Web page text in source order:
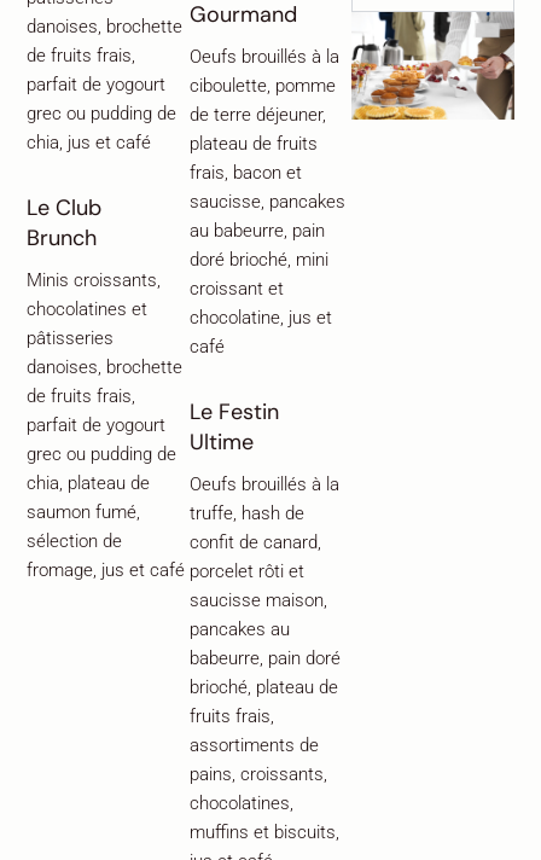
danoises, brochette
de fruits frais,
parfait de yogourt
grec ou pudding de
chia, jus et café
Le Club
Brunch
Minis croissants,
chocolatines et
pâtisseries
danoises, brochette
de fruits frais,
parfait de yogourt
grec ou pudding de
chia, plateau de
saumon fumé,
sélection de
fromage, jus et café
Gourmand
Oeufs brouillés à la
ciboulette, pomme
de terre déjeuner,
plateau de fruits
frais, bacon et
saucisse, pancakes
au babeurre, pain
doré brioché, mini
croissant et
chocolatine, jus et
café
Le Festin
Ultime
Oeufs brouillés à la
truffe, hash de
confit de canard,
porcelet rôti et
saucisse maison,
pancakes au
babeurre, pain doré
brioché, plateau de
fruits frais,
assortiments de
pains, croissants,
chocolatines,
muffins et biscuits,